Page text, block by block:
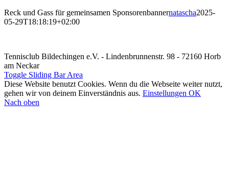
Reck und Gass für gemeinsamen Sponsorenbannernatascha2025-
05-29T18:18:19+02:00
Tennisclub Bildechingen e.V. - Lindenbrunnenstr. 98 - 72160 Horb
am Neckar
Toggle Sliding Bar Area
Diese Website benutzt Cookies. Wenn du die Webseite weiter nutzt,
gehen wir von deinem Einverständnis aus. Einstellungen OK
Nach oben